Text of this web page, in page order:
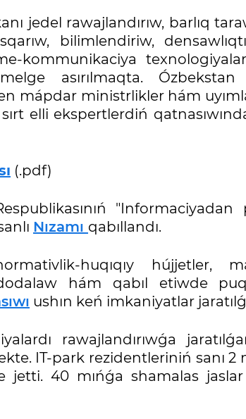
jedel rawajlandırıw, barlıq
bilimlendiriw,
kommunikaciya
asırılmaqta. Ózbekstan
mápdar ministrlikler hám
elli ekspertlerdiń
(.pdf)
"Informaciyadan
Nızamı qabıllandı.
huqıqıy hújjetler,
hám qabıl etiwde
ushın keń imkaniyatlar
rawajlandırıwǵa
IT-park rezidentleriniń sanı 2
jetti. 40 mıńǵa shamalas